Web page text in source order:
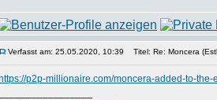
Verfasst am: 25.05.2020, 10:39 Titel: Re: Moncera
https://p2p-millionaire.com/moncera-added-to-the-